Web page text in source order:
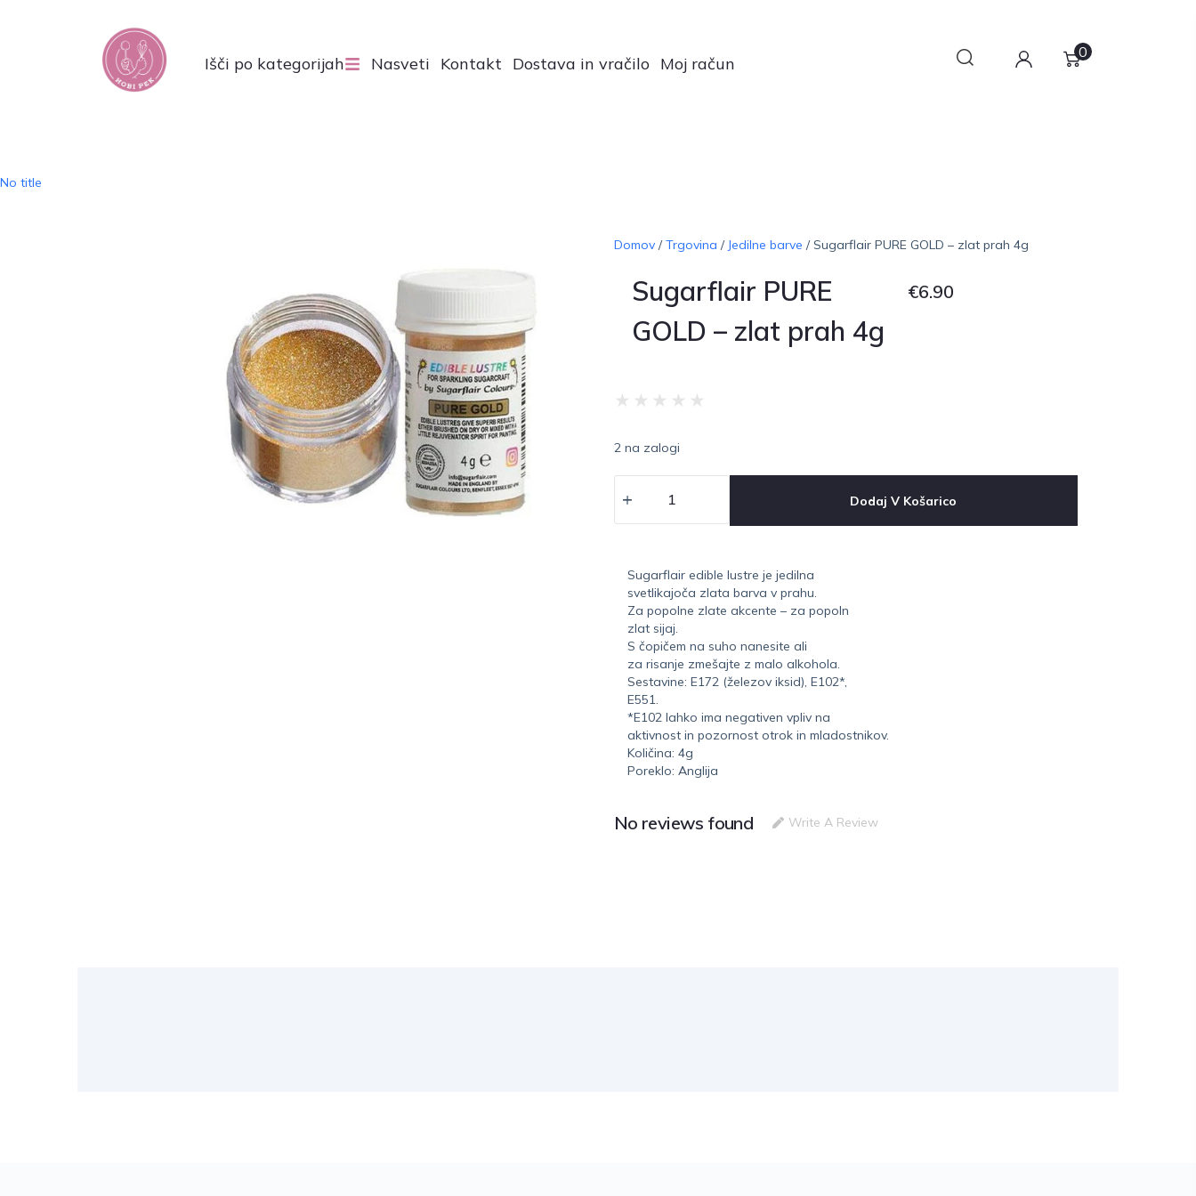
Išči po kategorijah Nasveti Kontakt Dostava in vračilo Moj račun
0
No title
Domov/Trgovina / Jedilne barve / Sugarflair PURE GOLD – zlat prah 4g
Sugarflair PURE
GOLD – zlat prah 4g
€6.90
★ ★ ★ ★ ★
2 na zalogi
Dodaj V Košarico
Sugarflair edible lustre je jedilna
svetlikajoča zlata barva v prahu.
Za popolne zlate akcente – za popoln
zlat sijaj.
S čopičem na suho nanesite ali
za risanje zmešajte z malo alkohola.
Sestavine: E172 (železov iksid), E102*,
E551.
*E102 lahko ima negativen vpliv na
aktivnost in pozornost otrok in mladostnikov.
Količina: 4g
Poreklo: Anglija
No reviews found Write A Review